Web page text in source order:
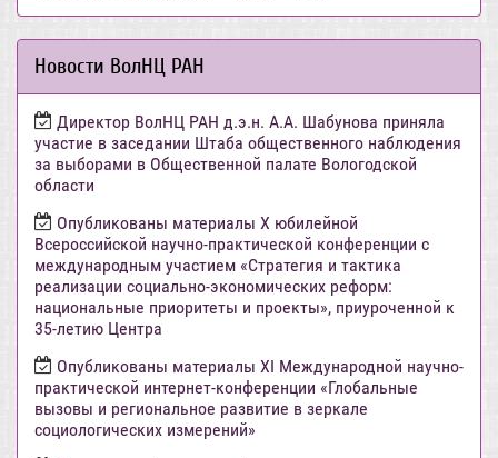
Новости ВолНЦ РАН
Директор ВолНЦ РАН д.э.н. А.А. Шабунова приняла
участие в заседании Штаба общественного наблюдения
за выборами в Общественной палате Вологодской
области
Опубликованы материалы X юбилейной
Всероссийской научно-практической конференции с
международным участием «Стратегия и тактика
реализации социально-экономических реформ:
национальные приоритеты и проекты», приуроченной к
35-летию Центра
Опубликованы материалы XI Международной научно-
практической интернет-конференции «Глобальные
вызовы и региональное развитие в зеркале
социологических измерений»